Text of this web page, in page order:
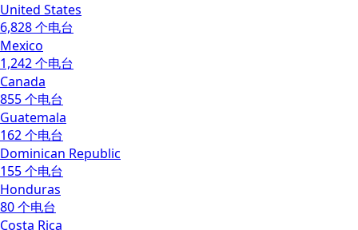
United States
6,828 个电台
Mexico
1,242 个电台
Canada
855 个电台
Guatemala
162 个电台
Dominican Republic
155 个电台
Honduras
80 个电台
Costa Rica